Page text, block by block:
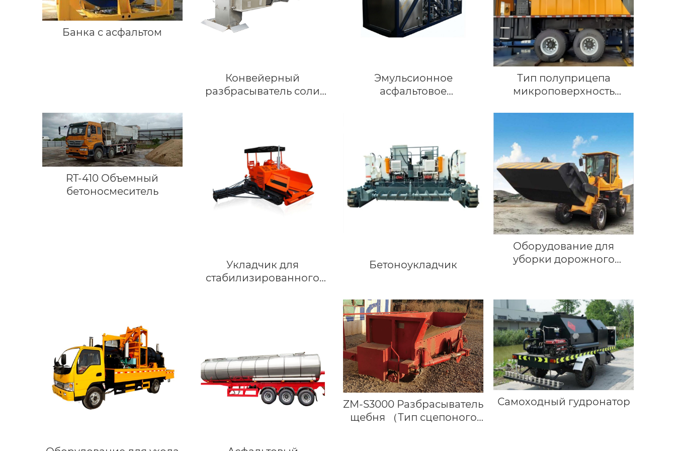
Банка с асфальтом
Конвейерный
разбрасыватель соли
Эмульсионное
асфальтовое
Тип полуприцепа
микроповерхность
RT-410 Объемный
бетоносмеситель
Укладчик для
стабилизированного
Бетоноукладчик
Оборудование для
уборки дорожного
ZM-S3000 Разбрасыватель
щебня （Тип сцепоного
Самоходный гудронатор